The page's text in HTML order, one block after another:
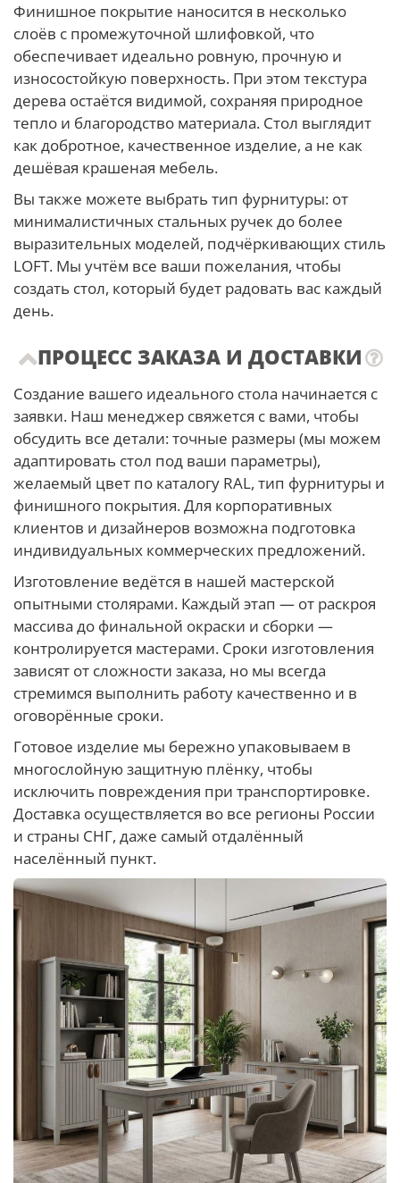
Финишное покрытие наносится в несколько
слоёв с промежуточной шлифовкой, что
обеспечивает идеально ровную, прочную и
износостойкую поверхность. При этом текстура
дерева остаётся видимой, сохраняя природное
тепло и благородство материала. Стол выглядит
как добротное, качественное изделие, а не как
дешёвая крашеная мебель.
Вы также можете выбрать тип фурнитуры: от
минималистичных стальных ручек до более
выразительных моделей, подчёркивающих стиль
LOFT. Мы учтём все ваши пожелания, чтобы
создать стол, который будет радовать вас каждый
день.
ПРОЦЕСС ЗАКАЗА И ДОСТАВКИ
Создание вашего идеального стола начинается с
заявки. Наш менеджер свяжется с вами, чтобы
обсудить все детали: точные размеры (мы можем
адаптировать стол под ваши параметры),
желаемый цвет по каталогу RAL, тип фурнитуры и
финишного покрытия. Для корпоративных
клиентов и дизайнеров возможна подготовка
индивидуальных коммерческих предложений.
Изготовление ведётся в нашей мастерской
опытными столярами. Каждый этап — от раскроя
массива до финальной окраски и сборки —
контролируется мастерами. Сроки изготовления
зависят от сложности заказа, но мы всегда
стремимся выполнить работу качественно и в
оговорённые сроки.
Готовое изделие мы бережно упаковываем в
многослойную защитную плёнку, чтобы
исключить повреждения при транспортировке.
Доставка осуществляется во все регионы России
и страны СНГ, даже самый отдалённый
населённый пункт.